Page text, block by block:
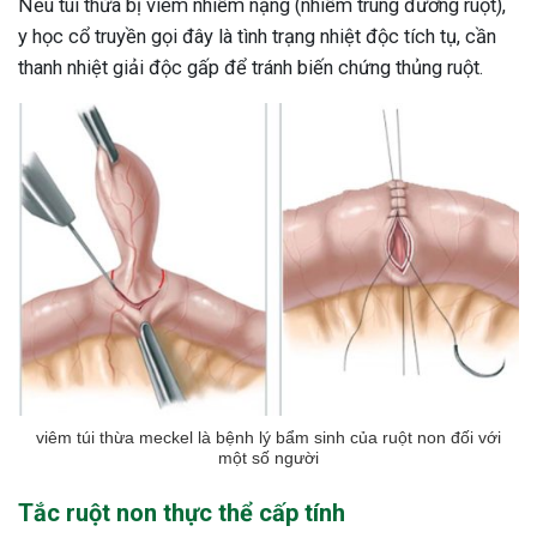
Nếu túi thừa bị viêm nhiễm nặng (nhiễm trùng đường ruột),
y học cổ truyền gọi đây là tình trạng nhiệt độc tích tụ, cần
thanh nhiệt giải độc gấp để tránh biến chứng thủng ruột.
viêm túi thừa meckel là bệnh lý bẩm sinh của ruột non đối với
một số người
Tắc ruột non thực thể cấp tính